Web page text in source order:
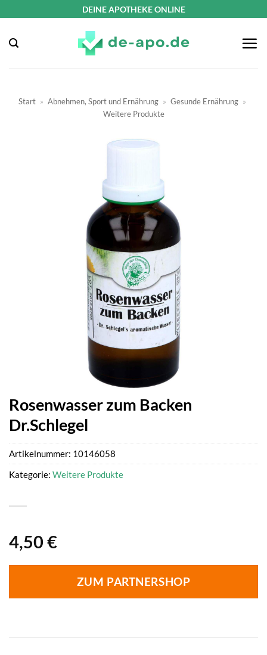
springen
DEINE APOTHEKE ONLINE
Start » Abnehmen, Sport und Ernährung » Gesunde Ernährung »
Weitere Produkte
Rosenwasser zum Backen
Dr.Schlegel
4,50 €
ZUM PARTNERSHOP
Artikelnummer: 10146058
Kategorie: Weitere Produkte